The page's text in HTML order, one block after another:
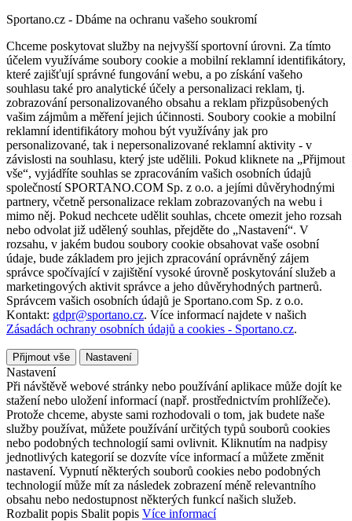
Sportano.cz - Dbáme na ochranu vašeho soukromí
Chceme poskytovat služby na nejvyšší sportovní úrovni. Za tímto
účelem využíváme soubory cookie a mobilní reklamní identifikátory,
které zajišťují správné fungování webu, a po získání vašeho
souhlasu také pro analytické účely a personalizaci reklam, tj.
zobrazování personalizovaného obsahu a reklam přizpůsobených
vašim zájmům a měření jejich účinnosti. Soubory cookie a mobilní
reklamní identifikátory mohou být využívány jak pro
personalizované, tak i nepersonalizované reklamní aktivity - v
závislosti na souhlasu, který jste udělili. Pokud kliknete na „Přijmout
vše“, vyjádříte souhlas se zpracováním vašich osobních údajů
společností SPORTANO.COM Sp. z o.o. a jejími důvěryhodnými
partnery, včetně personalizace reklam zobrazovaných na webu i
mimo něj. Pokud nechcete udělit souhlas, chcete omezit jeho rozsah
nebo odvolat již udělený souhlas, přejděte do „Nastavení“. V
rozsahu, v jakém budou soubory cookie obsahovat vaše osobní
údaje, bude základem pro jejich zpracování oprávněný zájem
správce spočívající v zajištění vysoké úrovně poskytování služeb a
marketingových aktivit správce a jeho důvěryhodných partnerů.
Správcem vašich osobních údajů je Sportano.com Sp. z o.o.
Kontakt: gdpr@sportano.cz. Více informací najdete v našich
Zásadách ochrany osobních údajů a cookies - Sportano.cz.
Přijmout vše Nastavení
Nastavení
Při návštěvě webové stránky nebo používání aplikace může dojít ke
stažení nebo uložení informací (např. prostřednictvím prohlížeče).
Protože chceme, abyste sami rozhodovali o tom, jak budete naše
služby používat, můžete používání určitých typů souborů cookies
nebo podobných technologií sami ovlivnit. Kliknutím na nadpisy
jednotlivých kategorií se dozvíte více informací a můžete změnit
nastavení. Vypnutí některých souborů cookies nebo podobných
technologií může mít za následek zobrazení méně relevantního
obsahu nebo nedostupnost některých funkcí našich služeb.
Rozbalit popis Sbalit popis Více informací